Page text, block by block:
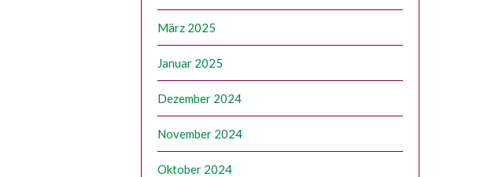
März 2025
Januar 2025
Dezember 2024
November 2024
Oktober 2024